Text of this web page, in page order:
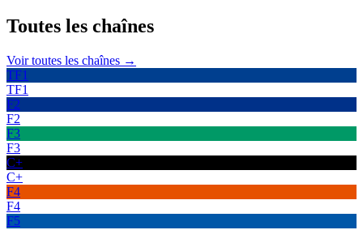
Toutes les chaînes
Voir toutes les chaînes →
TF1
TF1
F2
F2
F3
F3
C+
C+
F4
F4
F5